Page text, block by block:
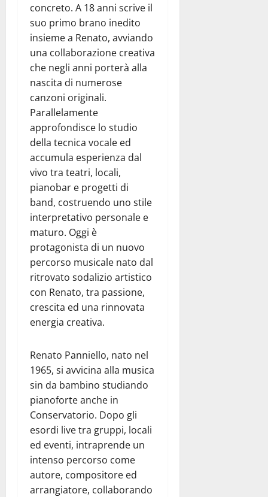
concreto. A 18 anni scrive il
suo primo brano inedito
insieme a Renato, avviando
una collaborazione creativa
che negli anni porterà alla
nascita di numerose
canzoni originali.
Parallelamente
approfondisce lo studio
della tecnica vocale ed
accumula esperienza dal
vivo tra teatri, locali,
pianobar e progetti di
band, costruendo uno stile
interpretativo personale e
maturo. Oggi è
protagonista di un nuovo
percorso musicale nato dal
ritrovato sodalizio artistico
con Renato, tra passione,
crescita ed una rinnovata
energia creativa.
Renato Panniello, nato nel
1965, si avvicina alla musica
sin da bambino studiando
pianoforte anche in
Conservatorio. Dopo gli
esordi live tra gruppi, locali
ed eventi, intraprende un
intenso percorso come
autore, compositore ed
arrangiatore, collaborando